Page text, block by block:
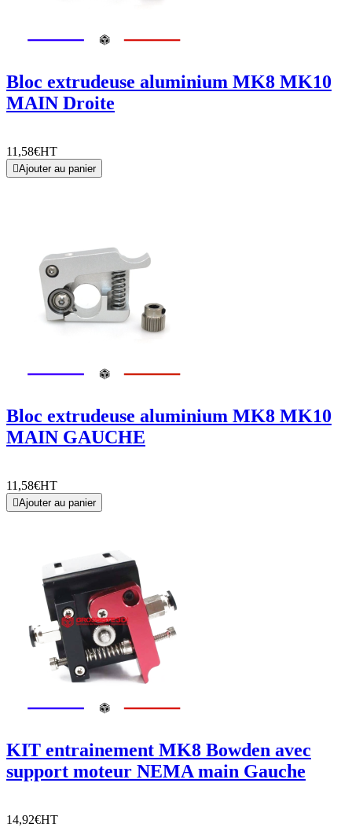
Bloc extrudeuse aluminium MK8 MK10
MAIN Droite
11,58€HT
Ajouter au panier
Bloc extrudeuse aluminium MK8 MK10
MAIN GAUCHE
11,58€HT
Ajouter au panier
KIT entrainement MK8 Bowden avec
support moteur NEMA main Gauche
14,92€HT